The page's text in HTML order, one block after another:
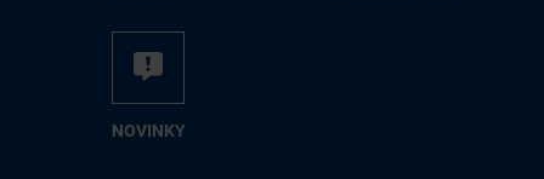
NO­VIN­KY